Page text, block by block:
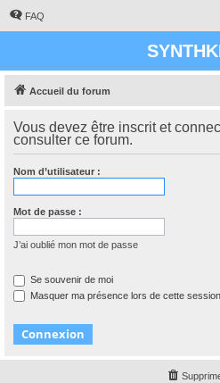
FAQ
Accueil du forum
Vous devez être inscrit et
consulter ce forum.
Nom d’utilisateur :
Mot de passe :
J’ai oublié mon mot de passe
Se souvenir de moi
Masquer ma présence lors de cette session